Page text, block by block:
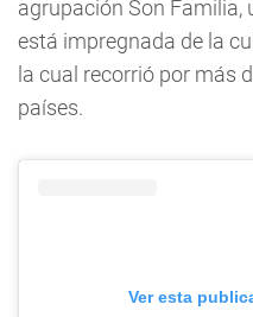
agrupación Son Familia,
está impregnada de la
la cual recorrió por más
países.
Ver esta